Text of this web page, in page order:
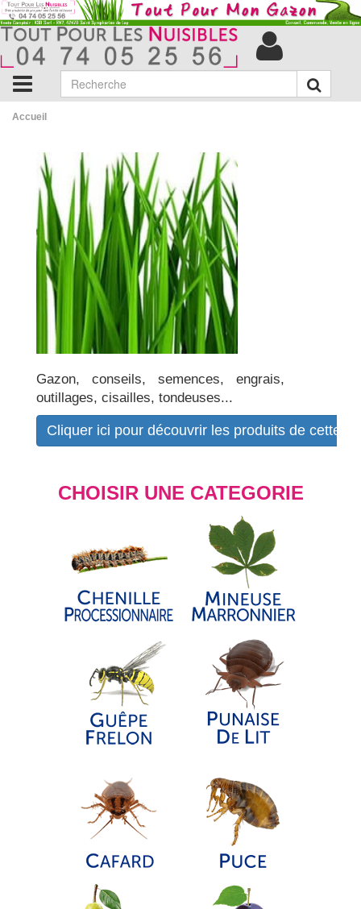
Accueil
Gazon, conseils, semences, engrais,
outillages, cisailles, tondeuses...
Cliquer ici pour découvrir les produits de cette
CHOISIR UNE CATEGORIE